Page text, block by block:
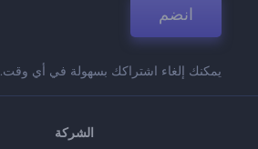
انضم
يمكنك إلغاء اشتراكك بسهولة في أي وقت.
الشركة